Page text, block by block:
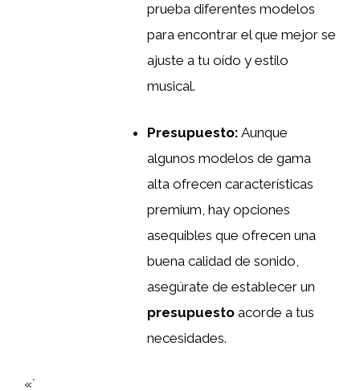
prueba diferentes modelos
para encontrar el que mejor se
ajuste a tu oído y estilo
musical.
Presupuesto: Aunque
algunos modelos de gama
alta ofrecen características
premium, hay opciones
asequibles que ofrecen una
buena calidad de sonido,
asegúrate de establecer un
presupuesto acorde a tus
necesidades.
«`